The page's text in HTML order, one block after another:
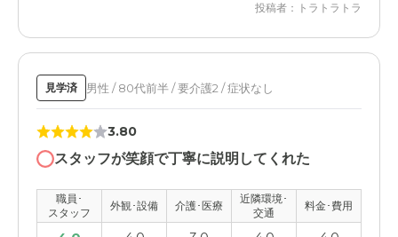
投稿者：トラトラトラ
見学済 男性 / 80代前半 / 要介護2 / 症状なし
3.80
スタッフが笑顔で丁寧に説明してくれた
職員･
スタッフ
外観･設備 介護･医療
近隣環境･
交通
料金･費用